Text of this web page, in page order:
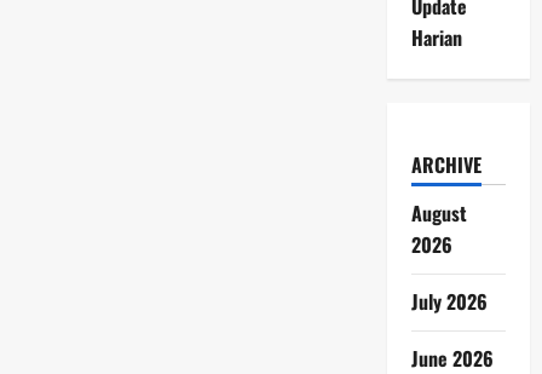
Harian
ARCHIVE
August
2026
July 2026
June 2026